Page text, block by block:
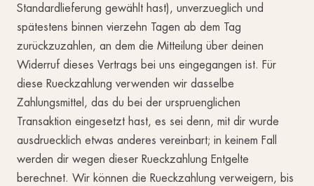
Standardlieferung gewählt hast), unverzueglich und
spätestens binnen vierzehn Tagen ab dem Tag
zurückzuzahlen, an dem die Mitteilung über deinen
Widerruf dieses Vertrags bei uns eingegangen ist. Für
diese Rueckzahlung verwenden wir dasselbe
Zahlungsmittel, das du bei der urspruenglichen
Transaktion eingesetzt hast, es sei denn, mit dir wurde
ausdruecklich etwas anderes vereinbart; in keinem Fall
werden dir wegen dieser Rueckzahlung Entgelte
berechnet. Wir können die Rueckzahlung verweigern, bis